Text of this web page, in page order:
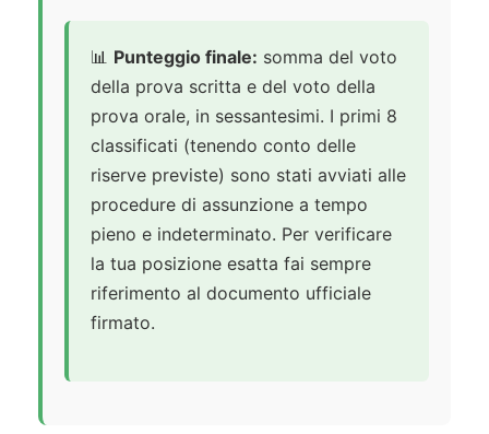
📊 Punteggio finale: somma del voto
della prova scritta e del voto della
prova orale, in sessantesimi. I primi 8
classificati (tenendo conto delle
riserve previste) sono stati avviati alle
procedure di assunzione a tempo
pieno e indeterminato. Per verificare
la tua posizione esatta fai sempre
riferimento al documento ufficiale
firmato.